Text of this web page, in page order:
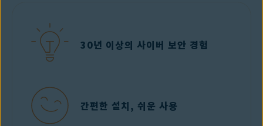
30년 이상의 사이버 보안 경험
간편한 설치, 쉬운 사용